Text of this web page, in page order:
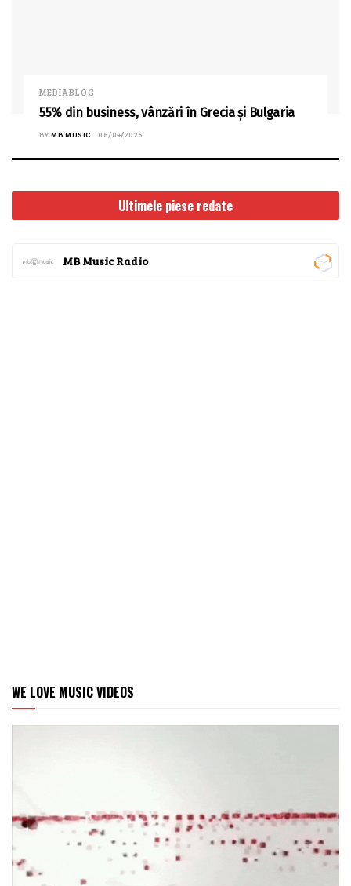
MEDIABLOG
55% din business, vânzări în Grecia și Bulgaria
BY MB MUSIC 06/04/2026
Ultimele piese redate
MB Music Radio
WE LOVE MUSIC VIDEOS